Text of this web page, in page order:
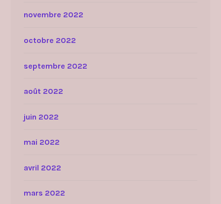
novembre 2022
octobre 2022
septembre 2022
août 2022
juin 2022
mai 2022
avril 2022
mars 2022